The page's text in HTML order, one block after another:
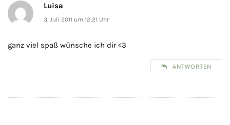
Luisa
3. Juli 2011 um 12:21 Uhr
ganz viel spaß wünsche ich dir <3
ANTWORTEN